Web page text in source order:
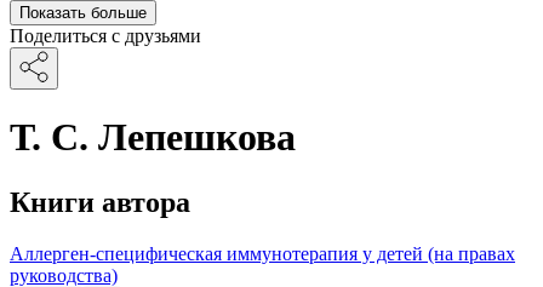
Показать больше
Поделиться с друзьями
Т. С. Лепешкова
Книги автора
Аллерген-специфическая иммунотерапия у детей (на правах
руководства)